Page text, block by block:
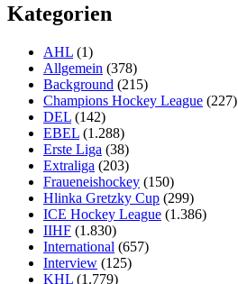
Kategorien
AHL (1)
Allgemein (378)
Background (215)
Champions Hockey League (227)
DEL (142)
EBEL (1.288)
Erste Liga (38)
Extraliga (203)
Fraueneishockey (150)
Hlinka Gretzky Cup (299)
ICE Hockey League (1.386)
IIHF (1.830)
International (657)
Interview (125)
KHL (1.779)